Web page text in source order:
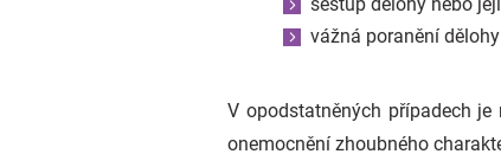
vážná poranění dělohy
V opodstatněných případech
onemocnění zhoubného